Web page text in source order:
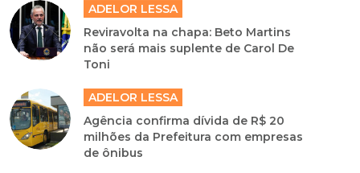
ADELOR LESSA
Reviravolta na chapa: Beto Martins
não será mais suplente de Carol De
Toni
ADELOR LESSA
Agência confirma dívida de R$ 20
milhões da Prefeitura com empresas
de ônibus